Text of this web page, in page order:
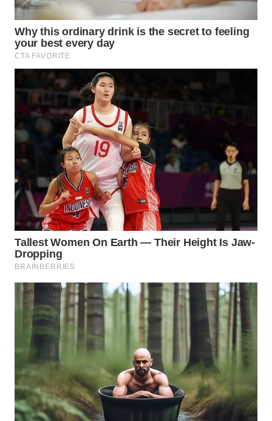
WN
SUBANG
WN
SUKABUMI
WN
PURWAKARTA
PRIANGAN
TIMUR
WN
SEMARANG
WN
SOLO
WN
BOROBUDUR
WN
MADURA
WN
SURABAYA